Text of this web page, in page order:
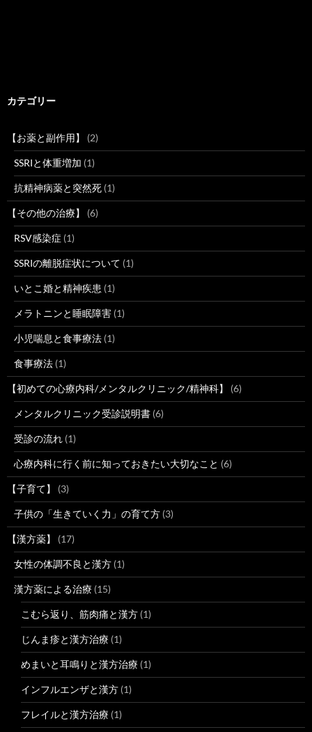
カテゴリー
【お薬と副作用】 (2)
SSRIと体重増加 (1)
抗精神病薬と突然死 (1)
【その他の治療】 (6)
RSV感染症 (1)
SSRIの離脱症状について (1)
いとこ婚と精神疾患 (1)
メラトニンと睡眠障害 (1)
小児喘息と食事療法 (1)
食事療法 (1)
【初めての心療内科/メンタルクリニック/精神科】 (6)
メンタルクリニック受診説明書 (6)
受診の流れ (1)
心療内科に行く前に知っておきたい大切なこと (6)
【子育て】 (3)
子供の「生きていく力」の育て方 (3)
【漢方薬】 (17)
女性の体調不良と漢方 (1)
漢方薬による治療 (15)
こむら返り、筋肉痛と漢方 (1)
じんま疹と漢方治療 (1)
めまいと耳鳴りと漢方治療 (1)
インフルエンザと漢方 (1)
フレイルと漢方治療 (1)